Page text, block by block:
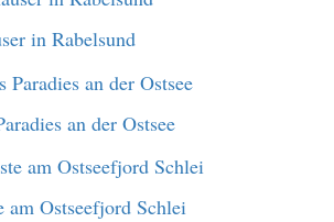
in Rabelsund
an der Ostsee
am Ostseefjord Schlei